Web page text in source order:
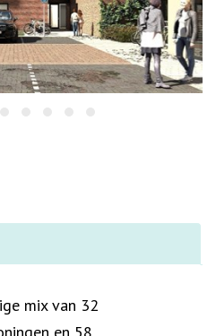
mix van 32
en 58